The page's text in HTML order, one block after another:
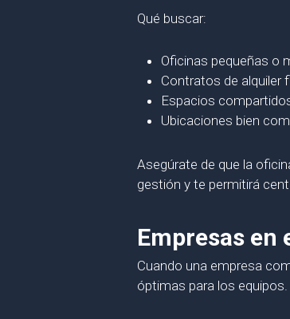
Qué buscar:
Oficinas pequeñas o
Contratos de alquiler
Espacios
Ubicaciones bien
Asegúrate de que la
gestión y te permitirá
Empresas en
Cuando una empresa
óptimas para los